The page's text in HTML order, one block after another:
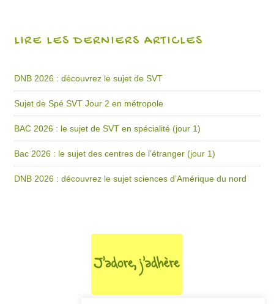
LIRE LES DERNIERS ARTICLES
DNB 2026 : découvrez le sujet de SVT
Sujet de Spé SVT Jour 2 en métropole
BAC 2026 : le sujet de SVT en spécialité (jour 1)
Bac 2026 : le sujet des centres de l’étranger (jour 1)
DNB 2026 : découvrez le sujet sciences d’Amérique du nord